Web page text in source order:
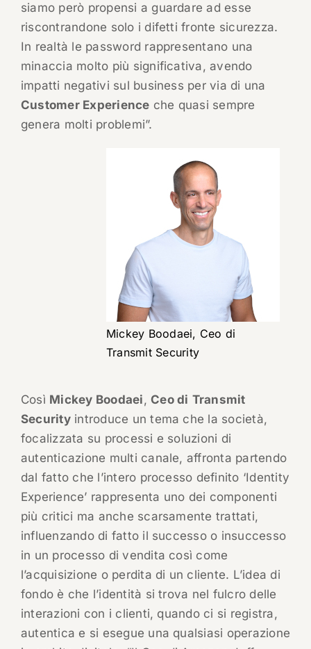
siamo però propensi a guardare ad esse
riscontrandone solo i difetti fronte sicurezza.
In realtà le password rappresentano una
minaccia molto più significativa, avendo
impatti negativi sul business per via di una
Customer Experience che quasi sempre
genera molti problemi”.
Mickey Boodaei, Ceo di
Transmit Security
Così Mickey Boodaei,Ceo di Transmit
Securityintroduce un tema che la società,
focalizzata su processi e soluzioni di
autenticazione multi canale, affronta partendo
dal fatto che l’intero processo definito ‘Identity
Experience’ rappresenta uno dei componenti
più critici ma anche scarsamente trattati,
influenzando di fatto il successo o insuccesso
in un processo di vendita così come
l’acquisizione o perdita di un cliente. L’idea di
fondo è che l’identità si trova nel fulcro delle
interazioni con i clienti, quando ci si registra,
autentica e si esegue una qualsiasi operazione